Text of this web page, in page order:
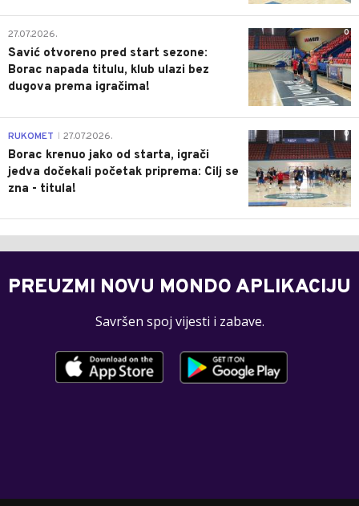
0
27.07.2026.
Savić otvoreno pred start sezone:
Borac napada titulu, klub ulazi bez
dugova prema igračima!
0
RUKOMET 27.07.2026.
Borac krenuo jako od starta, igrači
jedva dočekali početak priprema: Cilj se
zna - titula!
PREUZMI NOVU MONDO APLIKACIJU
Savršen spoj vijesti i zabave.